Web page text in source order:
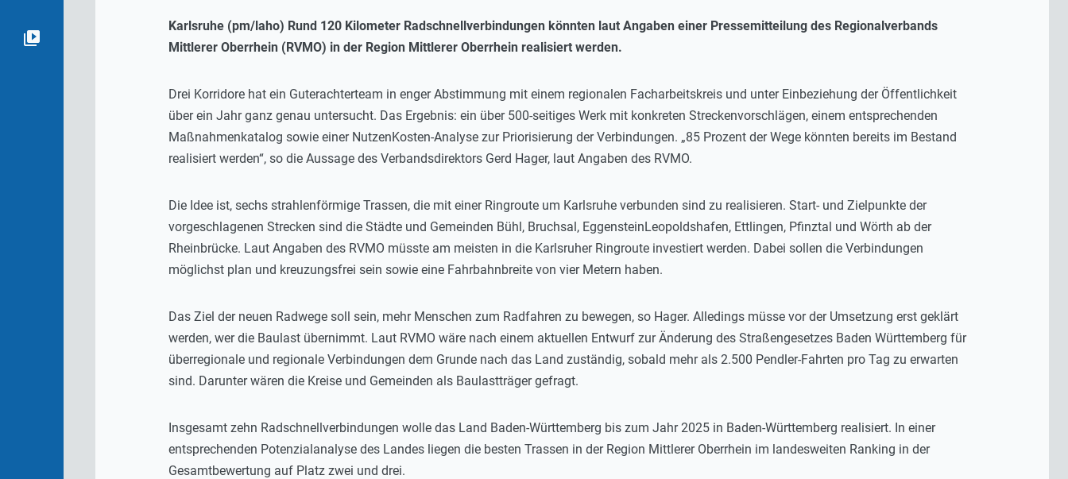
Karlsruhe (pm/laho) Rund 120 Kilometer Radschnellverbindungen könnten laut Angaben einer Pressemitteilung des Regionalverbands
Mittlerer Oberrhein (RVMO) in der Region Mittlerer Oberrhein realisiert werden.
Drei Korridore hat ein Guterachterteam in enger Abstimmung mit einem regionalen Facharbeitskreis und unter Einbeziehung der Öffentlichkeit
über ein Jahr ganz genau untersucht. Das Ergebnis: ein über 500-seitiges Werk mit konkreten Streckenvorschlägen, einem entsprechenden
Maßnahmenkatalog sowie einer NutzenKosten-Analyse zur Priorisierung der Verbindungen. „85 Prozent der Wege könnten bereits im Bestand
realisiert werden“, so die Aussage des Verbandsdirektors Gerd Hager, laut Angaben des RVMO.
Die Idee ist, sechs strahlenförmige Trassen, die mit einer Ringroute um Karlsruhe verbunden sind zu realisieren. Start- und Zielpunkte der
vorgeschlagenen Strecken sind die Städte und Gemeinden Bühl, Bruchsal, EggensteinLeopoldshafen, Ettlingen, Pfinztal und Wörth ab der
Rheinbrücke. Laut Angaben des RVMO müsste am meisten in die Karlsruher Ringroute investiert werden. Dabei sollen die Verbindungen
möglichst plan und kreuzungsfrei sein sowie eine Fahrbahnbreite von vier Metern haben.
Das Ziel der neuen Radwege soll sein, mehr Menschen zum Radfahren zu bewegen, so Hager. Alledings müsse vor der Umsetzung erst geklärt
werden, wer die Baulast übernimmt. Laut RVMO wäre nach einem aktuellen Entwurf zur Änderung des Straßengesetzes Baden Württemberg für
überregionale und regionale Verbindungen dem Grunde nach das Land zuständig, sobald mehr als 2.500 Pendler-Fahrten pro Tag zu erwarten
sind. Darunter wären die Kreise und Gemeinden als Baulastträger gefragt.
Insgesamt zehn Radschnellverbindungen wolle das Land Baden-Württemberg bis zum Jahr 2025 in Baden-Württemberg realisiert. In einer
entsprechenden Potenzialanalyse des Landes liegen die besten Trassen in der Region Mittlerer Oberrhein im landesweiten Ranking in der
Gesamtbewertung auf Platz zwei und drei.